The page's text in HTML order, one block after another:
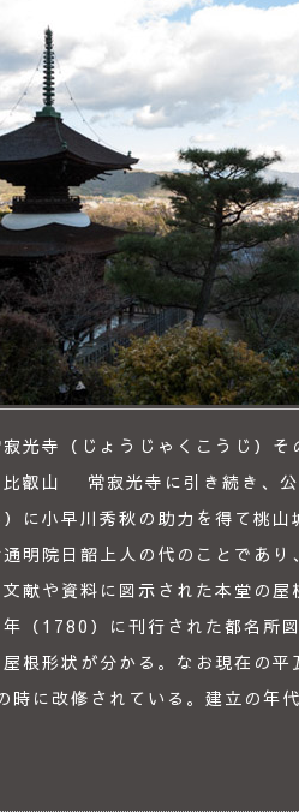
光寺（じょうじゃくこうじ）
叡山 常寂光寺に引き続き、公
に小早川秀秋の助力を得て桃山
明院日韶上人の代のことであ
献や資料に図示された本堂の屋
（1780）に刊行された都名所
根形状が分かる。なお現在の
時に改修されている。建立の年